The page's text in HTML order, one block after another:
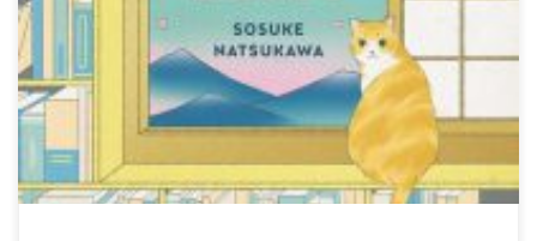
Natsukawa. Los libros son unos objetos llenos de historias, de
reflexiones, de aventuras. Perderse entre sus hojas se puede
traducir en un ejercicio de evasión de la realidad, de búsqueda
de conocimiento o de sueños perdidos. El volumen adecuado en
[…]